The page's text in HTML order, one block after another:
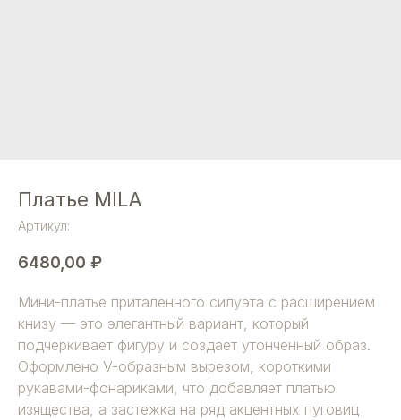
Платье MILA
Артикул:
6480,00 ₽
Мини-платье приталенного силуэта с расширением
книзу — это элегантный вариант, который
подчеркивает фигуру и создает утонченный образ.
Оформлено V-образным вырезом, короткими
рукавами-фонариками, что добавляет платью
изящества, а застежка на ряд акцентных пуговиц